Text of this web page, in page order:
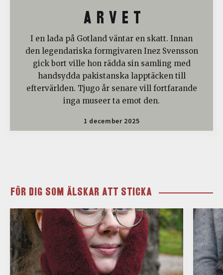
A R V E T
I en lada på Gotland väntar en skatt. Innan
den legendariska formgivaren Inez Svensson
gick bort ville hon rädda sin samling med
handsydda pakistanska lapptäcken till
eftervärlden. Tjugo år senare vill fortfarande
inga museer ta emot den.
1 december 2025
FÖR DIG SOM ÄLSKAR ATT STICKA